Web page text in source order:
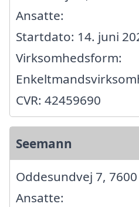
Ansatte:
Startdato: 14. juni
Virksomhedsform:
CVR: 42459690
Seemann
Oddesundvej 7,
Ansatte: